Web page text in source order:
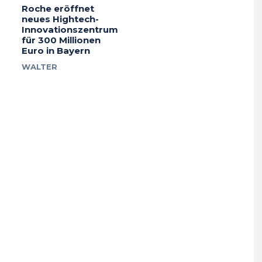
Roche eröffnet
neues Hightech-
Innovationszentrum
für 300 Millionen
Euro in Bayern
WALTER